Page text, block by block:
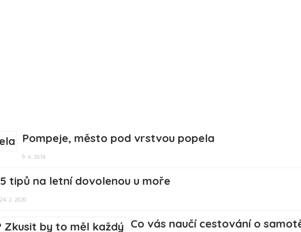
Pompeje, město pod vrstvou popela
9. 6. 2018
5 tipů na letní dovolenou u moře
24. 2. 2020
Co vás naučí cestování o